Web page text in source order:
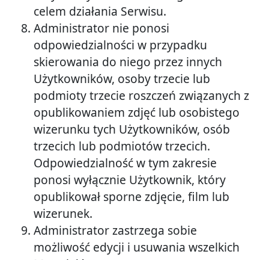
celem działania Serwisu.
Administrator nie ponosi
odpowiedzialności w przypadku
skierowania do niego przez innych
Użytkowników, osoby trzecie lub
podmioty trzecie roszczeń związanych z
opublikowaniem zdjęć lub osobistego
wizerunku tych Użytkowników, osób
trzecich lub podmiotów trzecich.
Odpowiedzialność w tym zakresie
ponosi wyłącznie Użytkownik, który
opublikował sporne zdjęcie, film lub
wizerunek.
Administrator zastrzega sobie
możliwość edycji i usuwania wszelkich